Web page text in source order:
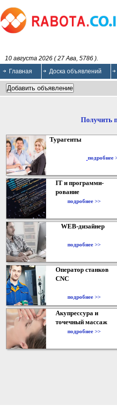
10 августа 2026 ( 27 Ава, 5786 ).
Главная
Доска объявлений
Получить
Турагенты
подробнее
IT и программи-
рование
подробнее >>
WEB-дизайнер
подробнее >>
Оператор станков
CNC
подробнее >>
Акупрессура и
точечный массаж
подробнее >>